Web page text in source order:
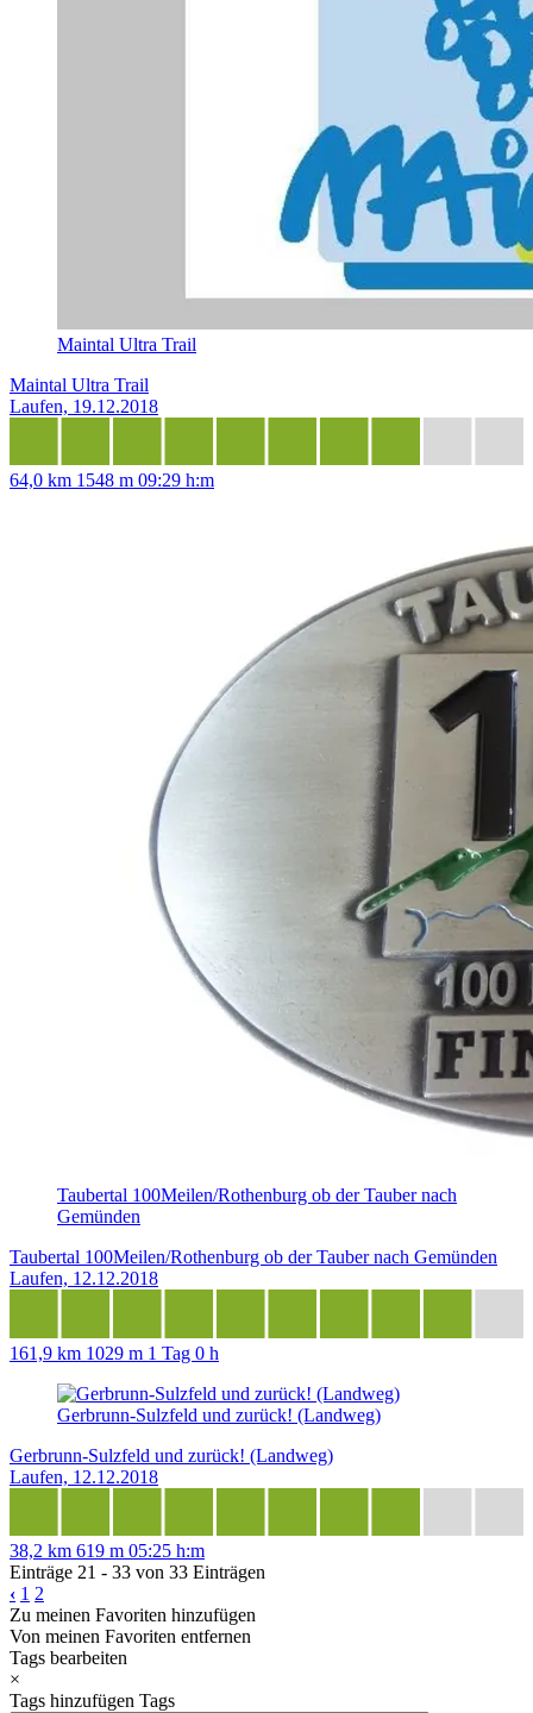
Maintal Ultra Trail
Maintal Ultra Trail
Laufen, 19.12.2018
64,0 km 1548 m 09:29 h:m
Taubertal 100Meilen/Rothenburg ob der Tauber nach
Gemünden
Taubertal 100Meilen/Rothenburg ob der Tauber nach Gemünden
Laufen, 12.12.2018
161,9 km 1029 m 1 Tag 0 h
Gerbrunn-Sulzfeld und zurück! (Landweg)
Gerbrunn-Sulzfeld und zurück! (Landweg)
Laufen, 12.12.2018
38,2 km 619 m 05:25 h:m
Einträge 21 - 33 von 33 Einträgen
‹ 1 2
Zu meinen Favoriten hinzufügen
Von meinen Favoriten entfernen
Tags bearbeiten
×
Tags hinzufügen Tags